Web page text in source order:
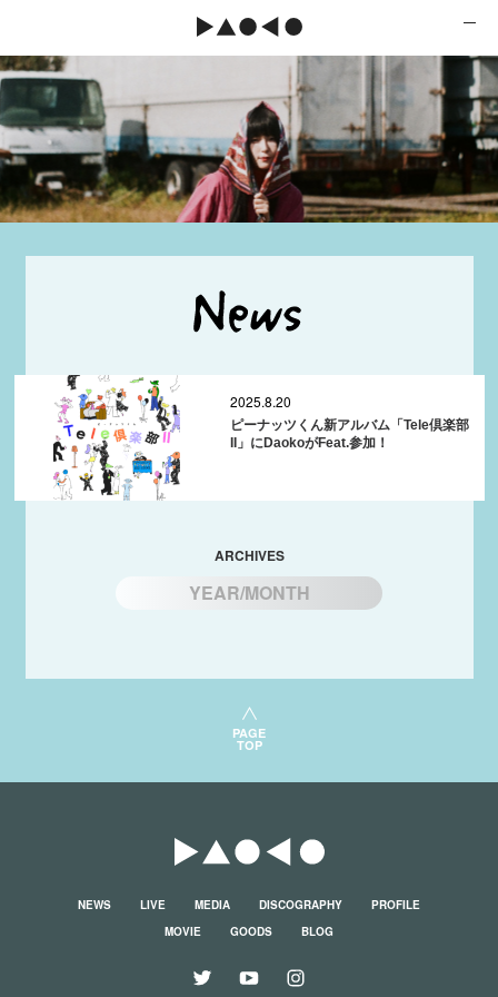
2025.8.20
ピーナッツくん新アルバム「Tele倶楽部
II」にDaokoがFeat.参加！
ARCHIVES
YEAR/MONTH
PAGE
TOP
NEWS LIVE MEDIA DISCOGRAPHY
PROFILE
MOVIE
GOODS BLOG